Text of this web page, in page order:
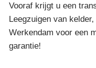
Vooraf krijgt u een
Leegzuigen van
Werkendam voor een
garantie!